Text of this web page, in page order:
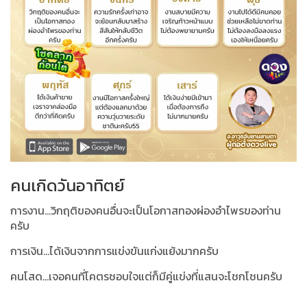
คนเกิดวันอาทิตย์
การงาน...วิกฤติของคนอื่นจะเป็นโอกาสทองผ่องอำไพรของท่าน
ครับ
การเงิน...ได้เงินจากการแข่งขันแก่งแย้งมากครับ
คนโสด...เจอคนที่โคตรชอบใจแต่ก็มีคู่แข่งที่แสนจะโชกโชนครับ